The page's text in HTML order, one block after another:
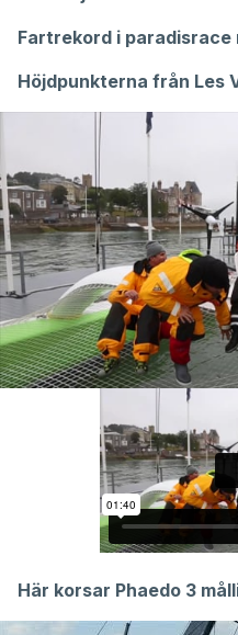
Fartrekord i
Höjdpunkterna från Les
Här korsar Phaedo 3